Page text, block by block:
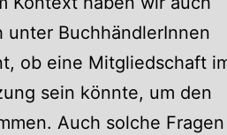
unter BuchhändlerInnen
ob eine Mitgliedschaft
sein könnte, um den
Auch solche Fragen